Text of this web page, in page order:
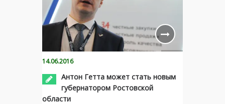
14.06.2016
Антон Гетта может стать новым
губернатором Ростовской
области